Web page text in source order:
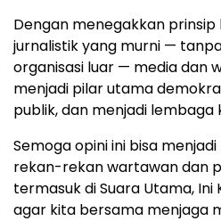
Dengan menegakkan
jurnalistik yang murni —
organisasi luar — media dan
menjadi pilar utama
publik, dan menjadi lembaga
Semoga opini ini bisa
rekan-rekan wartawan dan
termasuk di Suara Utama, Ini
agar kita bersama menjaga